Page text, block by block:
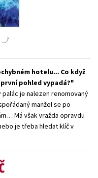
hotelu... Co když
pohled vypadá?
je nalezen renomovaný
manžel se po
Má však vražda opravdu
je třeba hledat klíč v